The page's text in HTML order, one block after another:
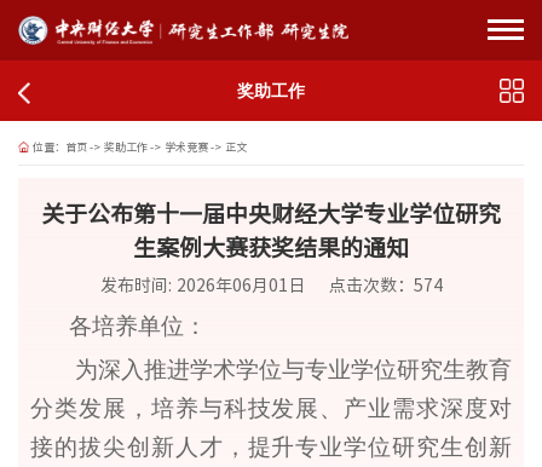
奖助工作
位置： 首页-> 奖助工作-> 学术竞赛-> 正文
关于公布第十一届中央财经大学专业学位研究
生案例大赛获奖结果的通知
发布时间: 2026年06月01日 点击次数： 574
各培养单位 ：
为深入推进学术学位与专业学位研究生教育
分类发展，培养与科技发展、产业需求深度对
接的拔尖创新人才，提升专业学位研究生创新